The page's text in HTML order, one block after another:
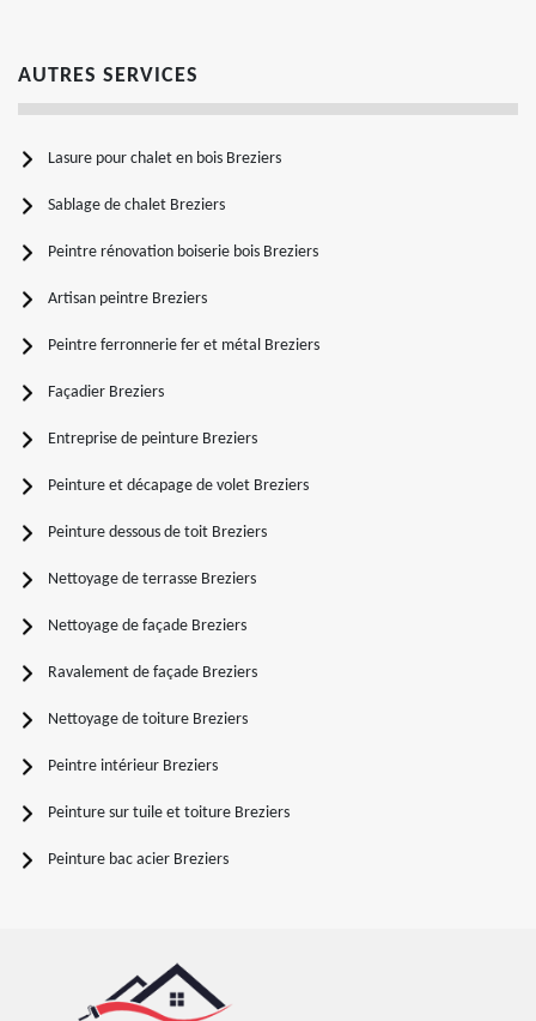
AUTRES SERVICES
Lasure pour chalet en bois Breziers
Sablage de chalet Breziers
Peintre rénovation boiserie bois Breziers
Artisan peintre Breziers
Peintre ferronnerie fer et métal Breziers
Façadier Breziers
Entreprise de peinture Breziers
Peinture et décapage de volet Breziers
Peinture dessous de toit Breziers
Nettoyage de terrasse Breziers
Nettoyage de façade Breziers
Ravalement de façade Breziers
Nettoyage de toiture Breziers
Peintre intérieur Breziers
Peinture sur tuile et toiture Breziers
Peinture bac acier Breziers